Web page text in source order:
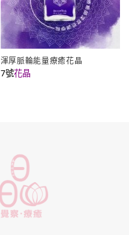
渾厚脈輪能量療癒花晶
7號花晶